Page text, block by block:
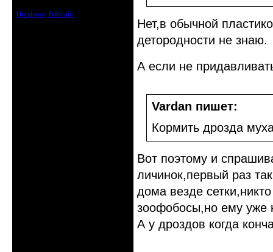
Профиль Вебсайт
Нет,в обычной
детородности не знаю.
А если не
Vardan пишет:
Кормить дрозда
Вот поэтому и
личинок,первый раз
дома везде
зоофобосы,но ему уже
А у дроздов когда